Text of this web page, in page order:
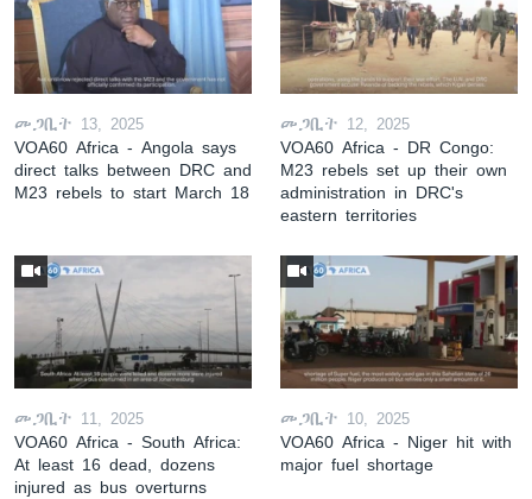
መጋቢት 13, 2025
VOA60 Africa - Angola says
direct talks between DRC and
M23 rebels to start March 18
መጋቢት 12, 2025
VOA60 Africa - DR Congo:
M23 rebels set up their own
administration in DRC's
eastern territories
መጋቢት 11, 2025
VOA60 Africa - South Africa:
At least 16 dead, dozens
injured as bus overturns
መጋቢት 10, 2025
VOA60 Africa - Niger hit with
major fuel shortage